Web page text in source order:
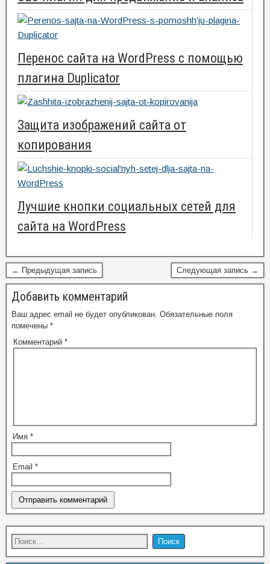
Перенос сайта на WordPress с помощью
плагина Duplicator
Защита изображений сайта от
копирования
Лучшие кнопки социальных сетей для
сайта на WordPress
← Предыдущая запись Следующая запись →
Добавить комментарий
Ваш адрес email не будет опубликован. Обязательные поля
помечены *
Комментарий *
Имя *
Email *